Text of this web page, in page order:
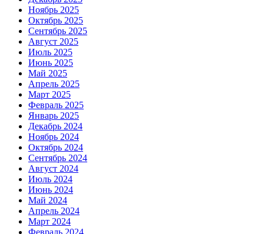
Ноябрь 2025
Октябрь 2025
Сентябрь 2025
Август 2025
Июль 2025
Июнь 2025
Май 2025
Апрель 2025
Март 2025
Февраль 2025
Январь 2025
Декабрь 2024
Ноябрь 2024
Октябрь 2024
Сентябрь 2024
Август 2024
Июль 2024
Июнь 2024
Май 2024
Апрель 2024
Март 2024
Февраль 2024